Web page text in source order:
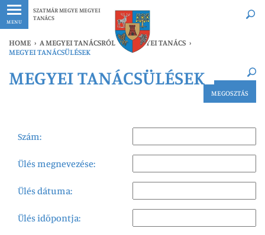
MENU
SZATMÁR MEGYE MEGYEI
TANÁCS
Legfrissebb Bármikor
HOME › A MEGYEI TANÁCSRÓL › A MEGYEI TANÁCS ›
MEGYEI TANÁCSÜLÉSEK
Legfrissebb Bármikor ×
MEGYEI TANÁCSÜLÉSEK
MEGOSZTÁS
Szám:
Ülés megnevezése:
Ülés dátuma:
Ülés időpontja: